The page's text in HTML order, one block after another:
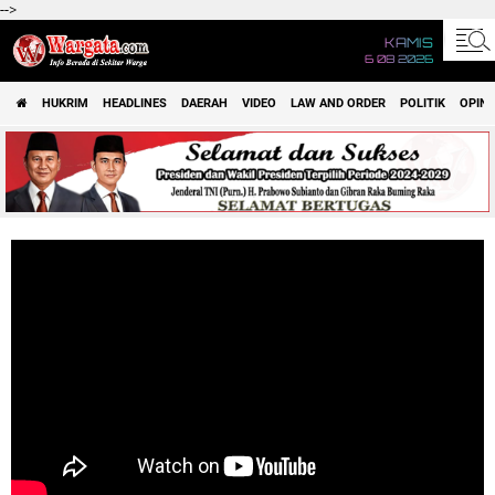
-->
KAMIS
6 08 2026
HUKRIM HEADLINES DAERAH VIDEO LAW AND ORDER POLITIK OPINI